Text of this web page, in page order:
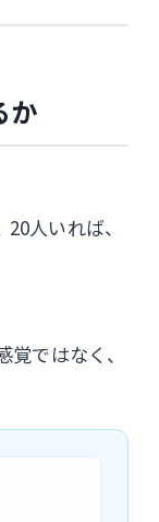
か
人いれば、
ではなく、